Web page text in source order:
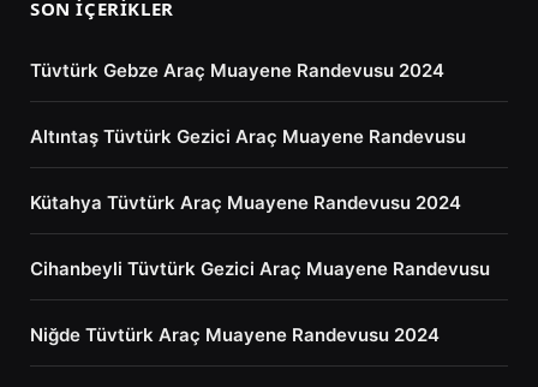
SON İÇERIKLER
Tüvtürk Gebze Araç Muayene Randevusu 2024
Altıntaş Tüvtürk Gezici Araç Muayene Randevusu
Kütahya Tüvtürk Araç Muayene Randevusu 2024
Cihanbeyli Tüvtürk Gezici Araç Muayene Randevusu
Niğde Tüvtürk Araç Muayene Randevusu 2024